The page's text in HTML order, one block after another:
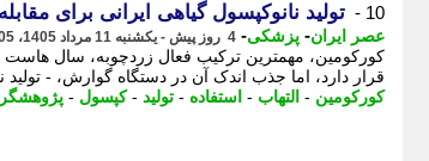
10 - تولید نانوکپسول گیاهی ایرانی برای
عصر ایران- پزشکی- 4 روز پیش - یکشنبه 11 مرداد 1405، 10:05
کورکومین، مهمترین ترکیب فعال زردچوبه، سال هاست
قرار دارد، اما جذب اندک آن در دستگاه گوارش، - تولید
کورکومین - التهاب - استفاده - تولید -کپسول -